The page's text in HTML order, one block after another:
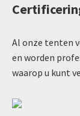
Al onze tenten
en worden
waarop u kunt